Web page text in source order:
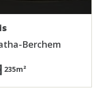
Berchem
235m²